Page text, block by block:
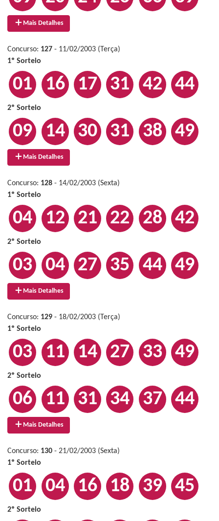
Mais Detalhes
Concurso: 127 - 11/02/2003 (Terça)
1º Sorteio
01 16 17 31 42 44
2º Sorteio
09 14 30 31 38 49
Mais Detalhes
Concurso: 128 - 14/02/2003 (Sexta)
1º Sorteio
04 12 21 22 28 42
2º Sorteio
03 04 27 35 44 49
Mais Detalhes
Concurso: 129 - 18/02/2003 (Terça)
1º Sorteio
03 11 14 27 33 49
2º Sorteio
06 11 31 34 37 44
Mais Detalhes
Concurso: 130 - 21/02/2003 (Sexta)
1º Sorteio
01 04 16 18 39 45
2º Sorteio